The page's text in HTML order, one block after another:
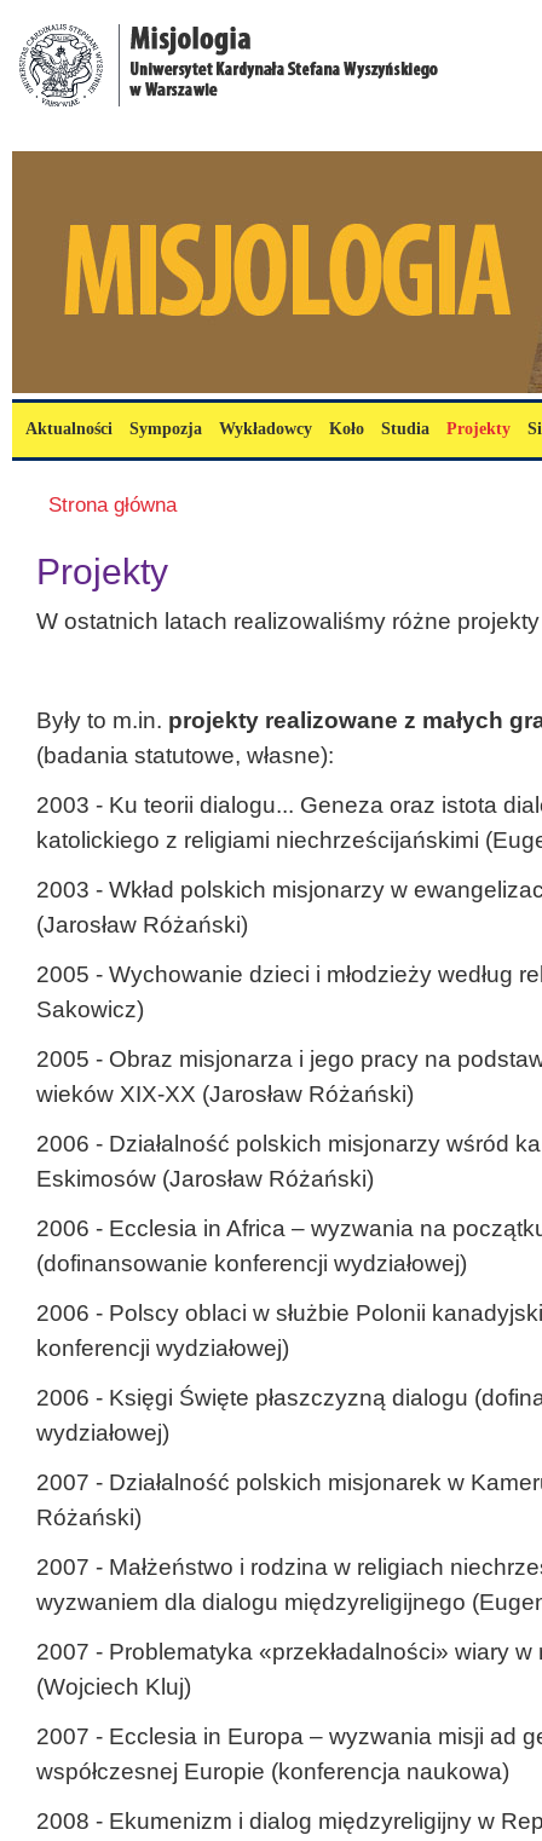
Menu główne
Aktualności Sympozja Wykładowcy Koło Studia Projekty
Jesteś tutaj
Strona główna
Projekty
W ostatnich latach realizowaliśmy różne
Były to m.in. projekty realizowane z małych
(badania statutowe, własne):
2003 - Ku teorii dialogu... Geneza oraz istota
katolickiego z religiami niechrześcijańskimi
2003 - Wkład polskich misjonarzy w
(Jarosław Różański)
2005 - Wychowanie dzieci i młodzieży według
Sakowicz)
2005 - Obraz misjonarza i jego pracy na
wieków XIX-XX (Jarosław Różański)
2006 - Działalność polskich misjonarzy wśród
Eskimosów (Jarosław Różański)
2006 - Ecclesia in Africa – wyzwania na
(dofinansowanie konferencji wydziałowej)
2006 - Polscy oblaci w służbie Polonii
konferencji wydziałowej)
2006 - Księgi Święte płaszczyzną dialogu
wydziałowej)
2007 - Działalność polskich misjonarek w
Różański)
2007 - Małżeństwo i rodzina w religiach
wyzwaniem dla dialogu międzyreligijnego
2007 - Problematyka «przekładalności» wiary
(Wojciech Kluj)
2007 - Ecclesia in Europa – wyzwania misji ad
współczesnej Europie (konferencja naukowa)
2008 - Ekumenizm i dialog międzyreligijny w